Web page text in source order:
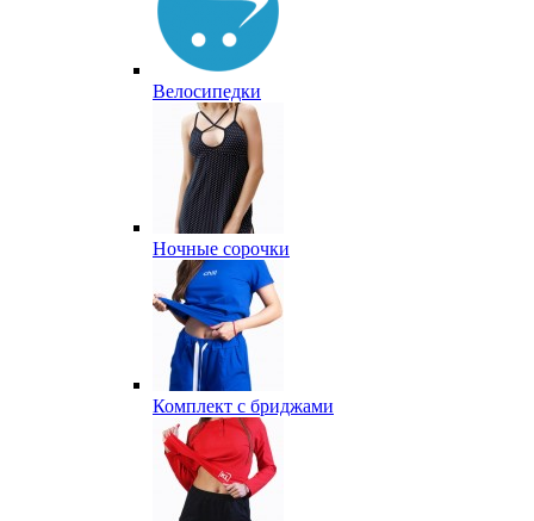
Велосипедки
Ночные сорочки
Комплект с бриджами